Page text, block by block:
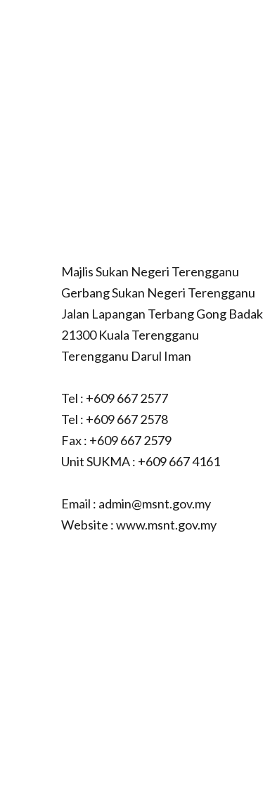
Majlis Sukan Negeri Terengganu
Gerbang Sukan Negeri Terengganu
Jalan Lapangan Terbang Gong Badak
21300 Kuala Terengganu
Terengganu Darul Iman
Tel : +609 667 2577
Tel : +609 667 2578
Fax : +609 667 2579
Unit SUKMA : +609 667 4161
Email : admin@msnt.gov.my
Website : www.msnt.gov.my